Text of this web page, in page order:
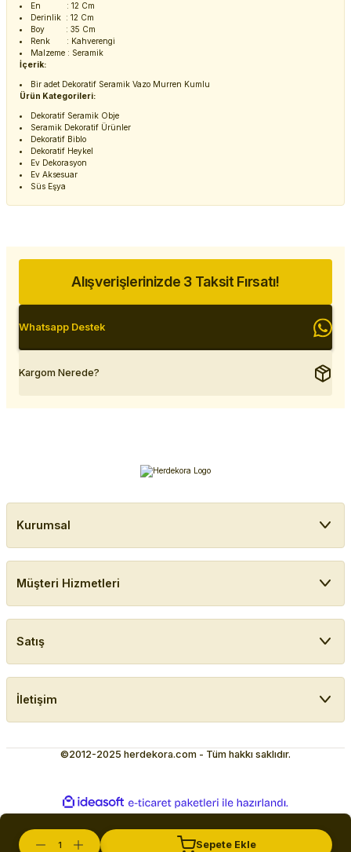
En : 12 Cm
Derinlik : 12 Cm
Boy : 35 Cm
Renk : Kahverengi
Malzeme : Seramik
İçerik:
Bir adet Dekoratif Seramik Vazo Murren Kumlu
Ürün Kategorileri:
Dekoratif Seramik Obje
Seramik Dekoratif Ürünler
Dekoratif Biblo
Dekoratif Heykel
Ev Dekorasyon
Ev Aksesuar
Süs Eşya
Sepete Ekle
Alışverişlerinizde 3 Taksit Fırsatı!
Whatsapp Destek
Kargom Nerede?
Kurumsal
Müşteri Hizmetleri
Satış
İletişim
©2012-2025 herdekora.com - Tüm hakkı saklıdır.
ideasoft
e-
ticaret
hazırlandı.